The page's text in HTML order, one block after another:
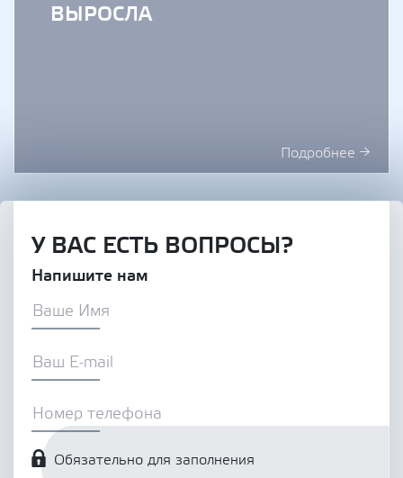
ВЫРОСЛА
Подробнее →
У ВАС ЕСТЬ ВОПРОСЫ?
Напишите нам
Обязательно для заполнения